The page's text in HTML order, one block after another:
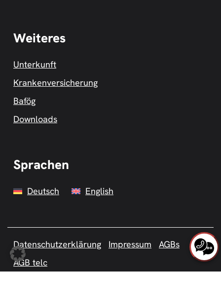
Weiteres
Unterkunft
Krankenversicherung
Bafög
Downloads
Sprachen
Deutsch English
Datenschutzerklärung Impressum
AGBs
AGB telc